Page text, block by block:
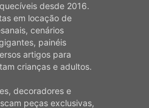
desde 2016.
em locação de
cenários
painéis
artigos para
crianças e adultos.
decoradores e
peças exclusivas,